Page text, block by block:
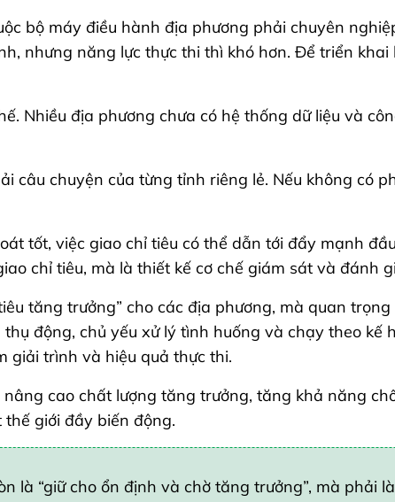
bộ máy điều hành địa phương phải chuyên
nhưng năng lực thực thi thì khó hơn. Để triển
Nhiều địa phương chưa có hệ thống dữ liệu và
câu chuyện của từng tỉnh riêng lẻ. Nếu không có
tốt, việc giao chỉ tiêu có thể dẫn tới đẩy mạnh
chỉ tiêu, mà là thiết kế cơ chế giám sát và đánh
tăng trưởng” cho các địa phương, mà quan
động, chủ yếu xử lý tình huống và chạy theo
giải trình và hiệu quả thực thi.
cao chất lượng tăng trưởng, tăng khả năng
giới đầy biến động.
là “giữ cho ổn định và chờ tăng trưởng”, mà phải